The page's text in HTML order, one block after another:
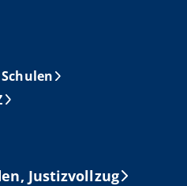
Justizvollzug